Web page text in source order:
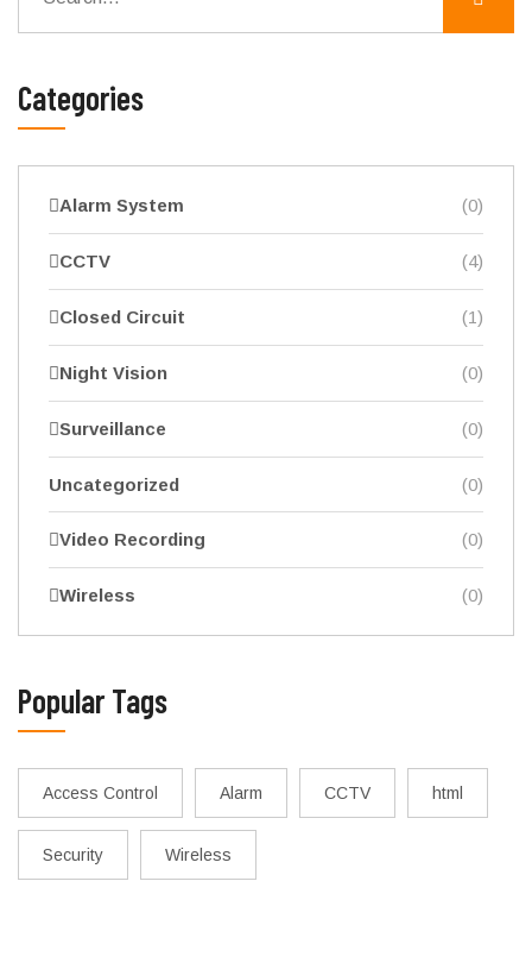
Categories
Alarm System (0)
CCTV (4)
Closed Circuit (1)
Night Vision (0)
Surveillance (0)
Uncategorized (0)
Video Recording (0)
Wireless (0)
Popular Tags
Access Control Alarm CCTV html
Security Wireless